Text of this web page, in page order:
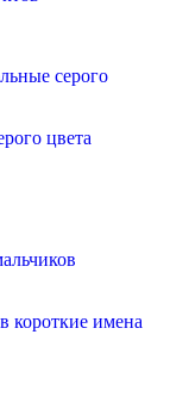
цвета
короткие имена